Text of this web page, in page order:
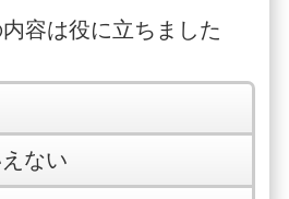
容は役に立ちました
ない